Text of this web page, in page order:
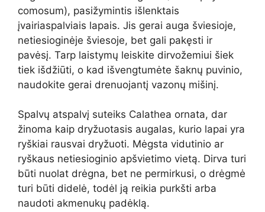
comosum), pasižymintis išlenktais
įvairiaspalviais lapais. Jis gerai auga šviesioje,
netiesioginėje šviesoje, bet gali pakęsti ir
pavėsį. Tarp laistymų leiskite dirvožemiui šiek
tiek išdžiūti, o kad išvengtumėte šaknų puvinio,
naudokite gerai drenuojantį vazonų mišinį.
Spalvų atspalvį suteiks Calathea ornata, dar
žinoma kaip dryžuotasis augalas, kurio lapai yra
ryškiai rausvai dryžuoti. Mėgsta vidutinio ar
ryškaus netiesioginio apšvietimo vietą. Dirva turi
būti nuolat drėgna, bet ne permirkusi, o drėgmė
turi būti didelė, todėl ją reikia purkšti arba
naudoti akmenukų padėklą.